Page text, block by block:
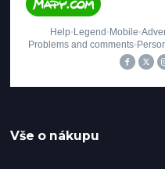
Vše o nákupu